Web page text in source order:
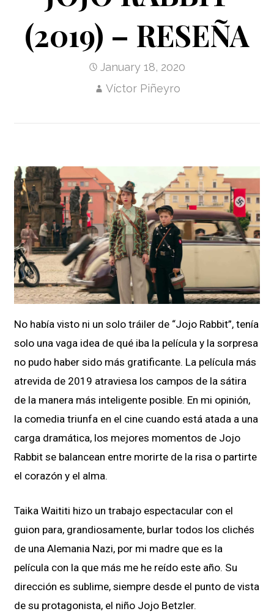
(2019) – RESEÑA
January 18, 2020
Víctor Piñeyro
No había visto ni un solo tráiler de “Jojo Rabbit”, tenía
solo una vaga idea de qué iba la película y la sorpresa
no pudo haber sido más gratificante. La película más
atrevida de 2019 atraviesa los campos de la sátira
de la manera más inteligente posible. En mi opinión,
la comedia triunfa en el cine cuando está atada a una
carga dramática, los mejores momentos de Jojo
Rabbit se balancean entre morirte de la risa o partirte
el corazón y el alma.
Taika Waititi hizo un trabajo espectacular con el
guion para, grandiosamente, burlar todos los clichés
de una Alemania Nazi, por mi madre que es la
película con la que más me he reído este año. Su
dirección es sublime, siempre desde el punto de vista
de su protagonista, el niño Jojo Betzler.